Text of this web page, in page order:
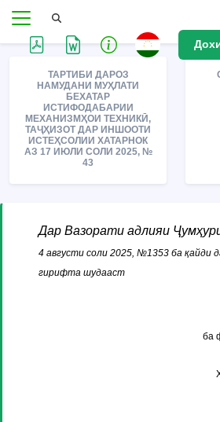
ТАРТИБИ ДАРОЗ
НАМУДАНИ МУҲЛАТИ
БЕХАТАР
ИСТИФОДАБАРИИ
МЕХАНИЗМҲОИ ТЕХНИКӢ,
ТАҶҲИЗОТ ДАР ИНШООТИ
ИСТЕҲСОЛИИ ХАТАРНОК
АЗ 17 ИЮЛИ СОЛИ 2025, №
43
Дар Вазорати адлияи
4 августи соли 2025, №1353 ба қайди
гирифта шудааст
ба